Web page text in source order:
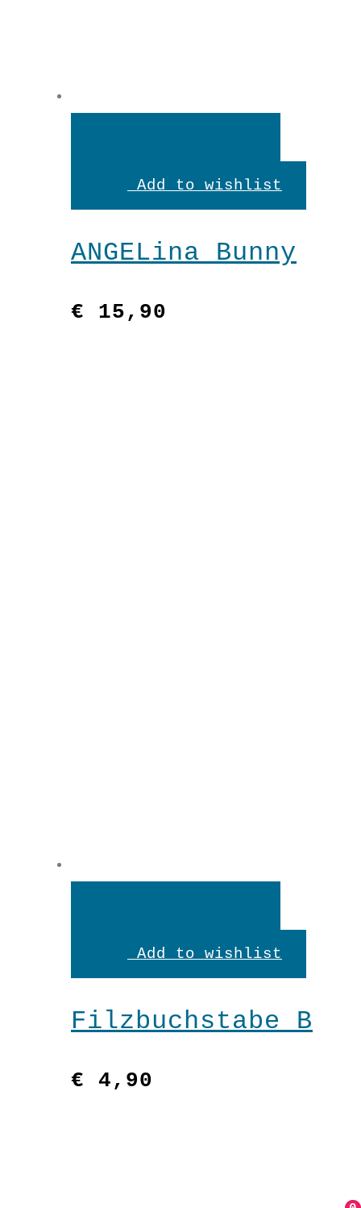
den
Add to wishlist
ANGELina Bunny
€ 15,90
den
Add to wishlist
Filzbuchstabe B
€ 4,90